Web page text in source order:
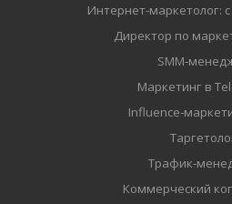
Интернет-маркетолог:
Директор по
SMM-
Маркетинг в
Influence-
Трафик-
Коммерческий